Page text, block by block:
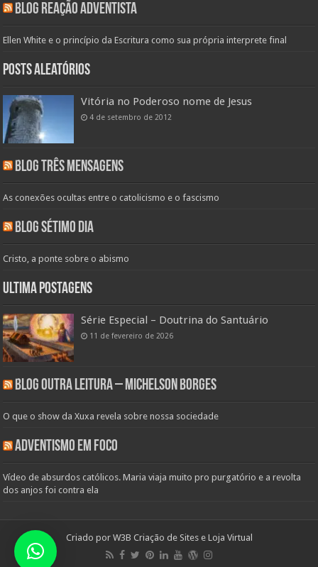
Blog Reação Adventista
Ellen White e o princípio da Escritura como sua própria interprete final
Posts aleatórios
Vitória no Poderoso nome de Jesus
4 de setembro de 2012
Blog Três Mensagens
As conexões ocultas entre o catolicismo e o fascismo
Blog Sétimo Dia
Cristo, a ponte sobre o abismo
Ultima Postagens
Série Especial – Doutrina do Santuário
11 de fevereiro de 2026
Blog Outra Leitura – Michelson Borges
O que o show da Xuxa revela sobre nossa sociedade
Adventismo em Foco
Vídeo de absurdos católicos. Maria viaja muito pro purgatório e a revolta
dos anjos foi contra ela
Criado por W3B Criação de Sites e Loja Virtual